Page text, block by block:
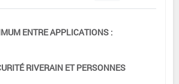
ENTRE APPLICATIONS :
RIVERAIN ET PERSONNES